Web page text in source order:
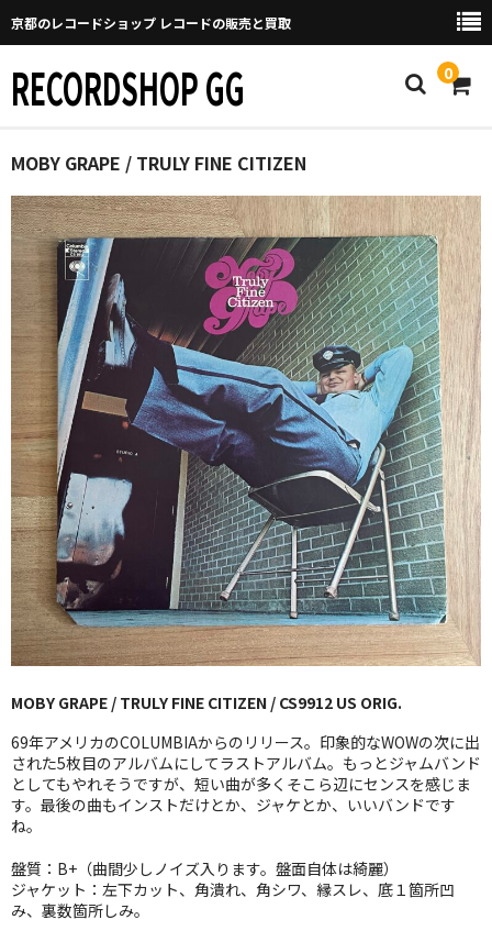
京都のレコードショップ レコードの販売と買取
RECORDSHOP GG 0
Home
マイページ
GGについて
買取について
取り置きなどについて
Categories
New Arrivals
新譜
GG RECORD （当店のレーベル）
全商品
JAZZ-US
BLUE NOTE
JAZZ-EU
JAZZ-JP
JAZZ-VOCAL
ROCK
MOBY GRAPE / TRULY FINE CITIZEN
MOBY GRAPE / TRULY FINE CITIZEN / CS9912 US ORIG.
69年アメリカのCOLUMBIAからのリリース。印象的なWOWの次に出
された5枚目のアルバムにしてラストアルバム。もっとジャムバンド
としてもやれそうですが、短い曲が多くそこら辺にセンスを感じま
す。最後の曲もインストだけとか、ジャケとか、いいバンドです
ね。
盤質：B+（曲間少しノイズ入ります。盤面自体は綺麗）
ジャケット：左下カット、角潰れ、角シワ、縁スレ、底１箇所凹
み、裏数箇所しみ。